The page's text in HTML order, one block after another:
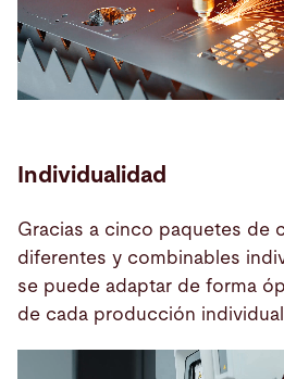
Individualidad
Gracias a cinco paquetes de
diferentes y combinables
se puede adaptar de forma
de cada producción